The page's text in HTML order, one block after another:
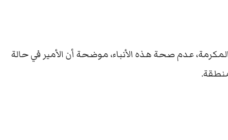
عدم صحة هذه الأنباء، موضحة أن الأمير في حالة